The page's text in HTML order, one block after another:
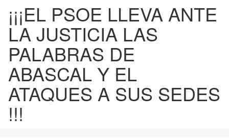
¡¡¡EL PSOE LLEVA ANTE
LA JUSTICIA LAS
PALABRAS DE
ABASCAL Y EL
ATAQUES A SUS SEDES
!!!